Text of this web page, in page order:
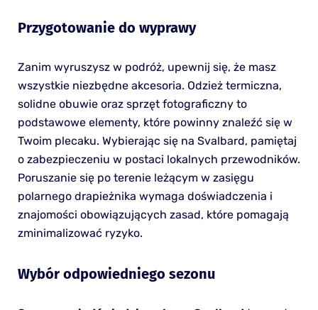
Przygotowanie do wyprawy
Zanim wyruszysz w podróż, upewnij się, że masz
wszystkie niezbędne akcesoria. Odzież termiczna,
solidne obuwie oraz sprzęt fotograficzny to
podstawowe elementy, które powinny znaleźć się w
Twoim plecaku. Wybierając się na Svalbard, pamiętaj
o zabezpieczeniu w postaci lokalnych przewodników.
Poruszanie się po terenie leżącym w zasięgu
polarnego drapieżnika wymaga doświadczenia i
znajomości obowiązujących zasad, które pomagają
zminimalizować ryzyko.
Wybór odpowiedniego sezonu